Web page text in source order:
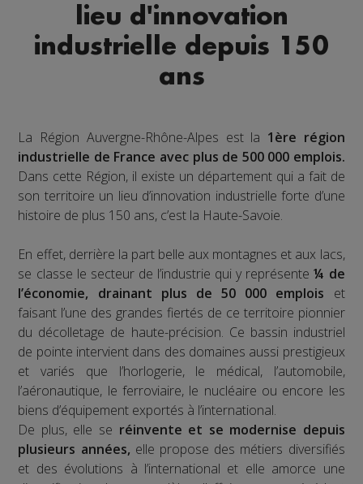
lieu d'innovation
industrielle depuis 150
ans
La Région Auvergne-Rhône-Alpes est la 1ère région
industrielle de France avec plus de 500 000 emplois.
Dans cette Région, il existe un département qui a fait de
son territoire un lieu d’innovation industrielle forte d’une
histoire de plus 150 ans, c’est la Haute-Savoie.
En effet, derrière la part belle aux montagnes et aux lacs,
se classe le secteur de l’industrie qui y représente¼ de
l’économie, drainant plus de 50 000 emplois et
faisant l’une des grandes fiertés de ce territoire pionnier
du décolletage de haute-précision. Ce bassin industriel
de pointe intervient dans des domaines aussi prestigieux
et variés que l’horlogerie, le médical, l’automobile,
l’aéronautique, le ferroviaire, le nucléaire ou encore les
biens d’équipement exportés à l’international.
De plus, elle se réinvente et se modernise depuis
plusieurs années, elle propose des métiers diversifiés
et des évolutions à l’international et elle amorce une